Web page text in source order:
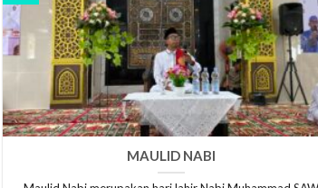
MAULID NABI